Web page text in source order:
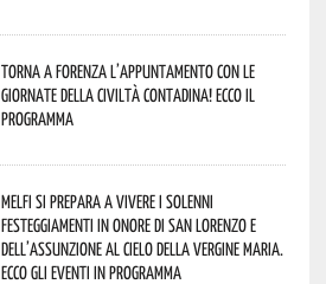
Torna a Forenza l’appuntamento con le
Giornate della Civiltà Contadina! Ecco il
programma
Melfi si prepara a vivere i solenni
festeggiamenti in onore di San Lorenzo e
dell’assunzione al cielo della Vergine Maria.
Ecco gli eventi in programma